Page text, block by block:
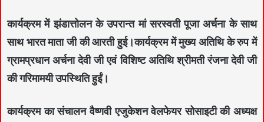
कार्यक्रम में झंडात्तोलन के उपरान्त मां सरस्वती पूजा अर्चना के साथ
साथ भारत माता जी की आरती हुई।कार्यक्रम में मुख्य अतिथि के रुप में
ग्रामप्रधान अर्चना देवी जी एवं विशिष्ट अतिथि श्रीमती रंजना देवी जी
की गरिमामयी उपस्थिति हुईं।
कार्यक्रम का संचालन वैष्णवी एजुकेशन वेलफेयर सोसाइटी की अध्यक्ष